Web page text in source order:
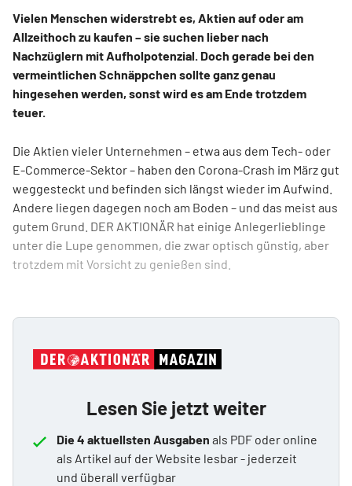
Vielen Menschen widerstrebt es, Aktien auf oder am
Allzeithoch zu kaufen – sie suchen lieber nach
Nachzüglern mit Aufholpotenzial. Doch gerade bei den
vermeintlichen Schnäppchen sollte ganz genau
hingesehen werden, sonst wird es am Ende trotzdem
teuer.
Die Aktien vieler Unternehmen – etwa aus dem Tech- oder
E-Commerce-Sektor – haben den Corona-Crash im März gut
weggesteckt und befinden sich längst wieder im Aufwind.
Andere liegen dagegen noch am Boden – und das meist aus
gutem Grund. DER AKTIONÄR hat einige Anlegerlieblinge
unter die Lupe genommen, die zwar optisch günstig, aber
trotzdem mit Vorsicht zu genießen sind.
Lesen Sie jetzt weiter
Die 4 aktuellsten Ausgaben als PDF oder online
als Artikel auf der Website lesbar - jederzeit
und überall verfügbar